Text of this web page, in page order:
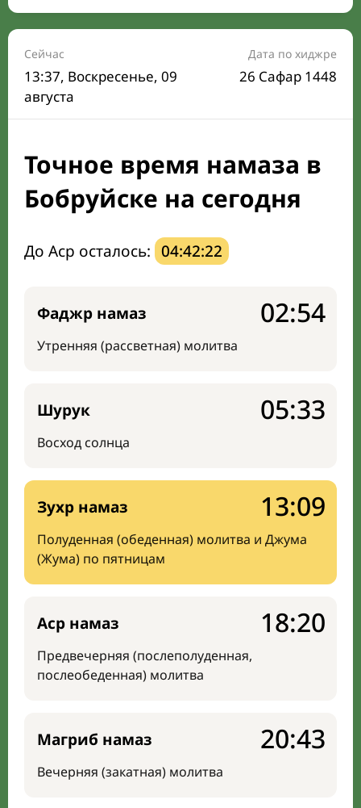
Время намаза на сегодня
Расписание на месяц
Время Сухура и Ифтара на сегодня
Календарь рамадана
Направление киблы
Сейчас
13:37, Воскресенье, 09
августа
Дата по хиджре
26 Сафар 1448
Точное время намаза в
Бобруйске на сегодня
До Аср осталось: 04:42:21
Фаджр намаз
Утренняя (рассветная) молитва
02:54
Шурук
Восход солнца
05:33
Зухр намаз
Полуденная (обеденная) молитва и Джума
(Жума) по пятницам
13:09
Аср намаз
Предвечерняя (послеполуденная,
послеобеденная) молитва
18:20
Магриб намаз
Вечерняя (закатная) молитва
20:43